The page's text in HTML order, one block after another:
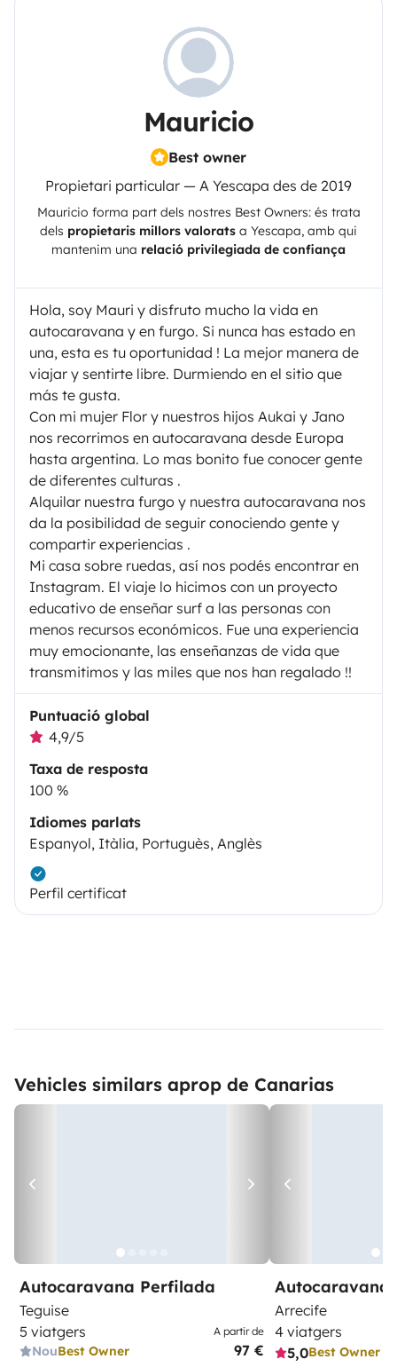
Mauricio
Best owner
Propietari particular — A Yescapa des de 2019
Mauricio forma part dels nostres Best Owners: és trata
dels propietaris millors valorats a Yescapa, amb qui
mantenim una relació privilegiada de confiança
Hola, soy Mauri y disfruto mucho la vida en
autocaravana y en furgo. Si nunca has estado en
una, esta es tu oportunidad ! La mejor manera de
viajar y sentirte libre. Durmiendo en el sitio que
más te gusta.
Con mi mujer Flor y nuestros hijos Aukai y Jano
nos recorrimos en autocaravana desde Europa
hasta argentina. Lo mas bonito fue conocer gente
de diferentes culturas .
Alquilar nuestra furgo y nuestra autocaravana nos
da la posibilidad de seguir conociendo gente y
compartir experiencias .
Mi casa sobre ruedas, así nos podés encontrar en
Instagram. El viaje lo hicimos con un proyecto
educativo de enseñar surf a las personas con
menos recursos económicos. Fue una experiencia
muy emocionante, las enseñanzas de vida que
transmitimos y las miles que nos han regalado !!
Puntuació global
4,9/5
Taxa de resposta
100 %
Idiomes parlats
Espanyol, Itàlia, Portuguès, Anglès
Perfil certificat
Vehicles similars aprop de Canarias
Autocaravana Perfilada
Teguise
5 viatgers
NouBest Owner
A partir de
97 €
Autocaravana
Arrecife
4 viatgers
5,0Best Owner